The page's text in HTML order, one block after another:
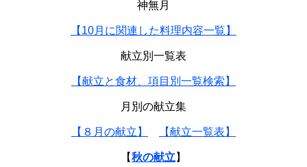
神無月
【10月に関連した料理内容一覧】
献立別一覧表
【献立と食材、項目別一覧検索】
月別の献立集
【８月の献立】 【献立一覧表】
【秋の献立 】